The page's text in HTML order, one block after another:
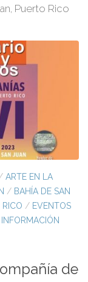
Puerto Rico
ARTE EN LA
/ BAHÍA DE SAN
RICO / EVENTOS
INFORMACIÓN
de